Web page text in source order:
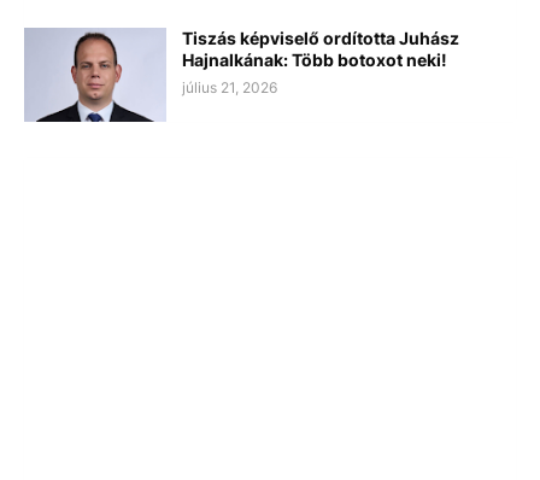
Tiszás képviselő ordította Juhász
Hajnalkának: Több botoxot neki!
július 21, 2026